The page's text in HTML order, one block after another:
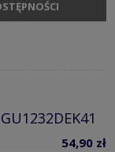
54,90 zł